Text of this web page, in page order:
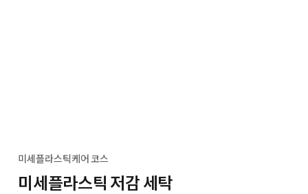
미세플라스틱케어 코스
미세플라스틱 저감 세탁